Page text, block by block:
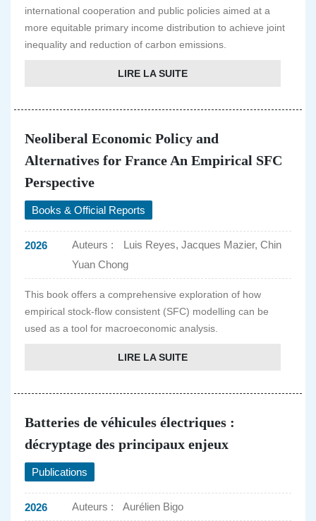
international cooperation and public policies aimed at a
more equitable primary income distribution to achieve joint
inequality and reduction of carbon emissions.
LIRE LA SUITE
Neoliberal Economic Policy and
Alternatives for France An Empirical SFC
Perspective
Books & Official Reports
2026 Auteurs :
Luis Reyes, Jacques Mazier, Chin
Yuan Chong
This book offers a comprehensive exploration of how
empirical stock-flow consistent (SFC) modelling can be
used as a tool for macroeconomic analysis.
LIRE LA SUITE
Batteries de véhicules électriques :
décryptage des principaux enjeux
Publications
2026 Auteurs : Aurélien Bigo